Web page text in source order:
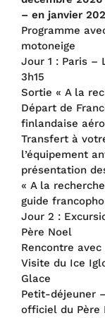
– en janvier
Programme
motoneige
Jour 1 : Paris –
3h15
Sortie « A la
Départ de
finlandaise
Transfert à
l’équipement
présentation
« A la
guide
Jour 2 :
Père Noel
Rencontre
Visite du Ice
Glace
Petit-déjeuner
officiel du Père